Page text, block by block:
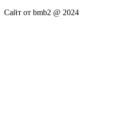
Сайт от bmb2 @ 2024